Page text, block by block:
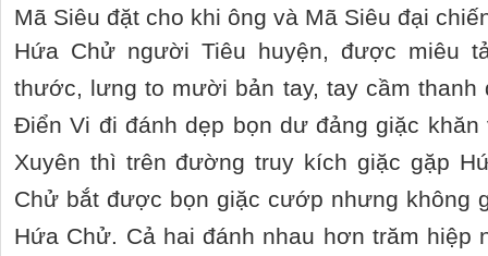
Mã Siêu đặt cho khi ông và Mã Siêu đại
Hứa Chử người Tiêu huyện, được miêu
thước, lưng to mười bản tay, tay cầm thanh
Điển Vi đi đánh dẹp bọn dư đảng giặc
Xuyên thì trên đường truy kích giặc gặp
Chử bắt được bọn giặc cướp nhưng không
Hứa Chử. Cả hai đánh nhau hơn trăm hiệp